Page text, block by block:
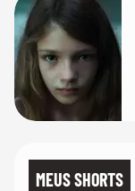
MEUS SHORTS